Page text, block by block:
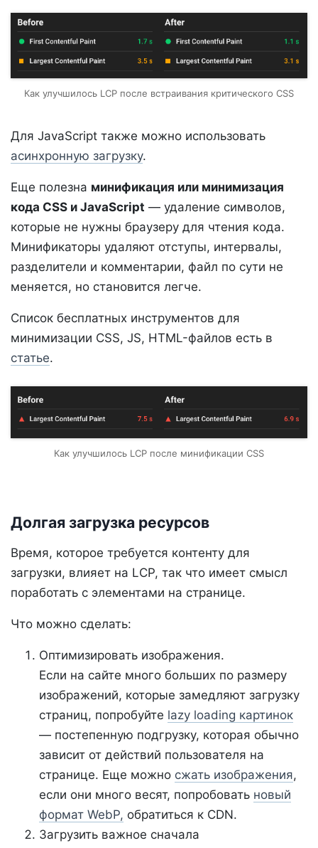
Как улучшилось LCP после встраивания критического CSS
Для JavaScript также можно использовать
асинхронную загрузку.
Еще полезна минификация или минимизация
кода CSS и JavaScript — удаление символов,
которые не нужны браузеру для чтения кода.
Минификаторы удаляют отступы, интервалы,
разделители и комментарии, файл по сути не
меняется, но становится легче.
Список бесплатных инструментов для
минимизации CSS, JS, HTML-файлов есть в
статье.
Как улучшилось LCP после минификации CSS
Долгая загрузка ресурсов
Время, которое требуется контенту для
загрузки, влияет на LCP, так что имеет смысл
поработать с элементами на странице.
Что можно сделать:
Оптимизировать изображения.
Если на сайте много больших по размеру
изображений, которые замедляют загрузку
страниц, попробуйте lazy loading картинок
— постепенную подгрузку, которая обычно
зависит от действий пользователя на
странице. Еще можно сжать изображения,
если они много весят, попробовать новый
формат WebP, обратиться к CDN.
Загрузить важное сначала